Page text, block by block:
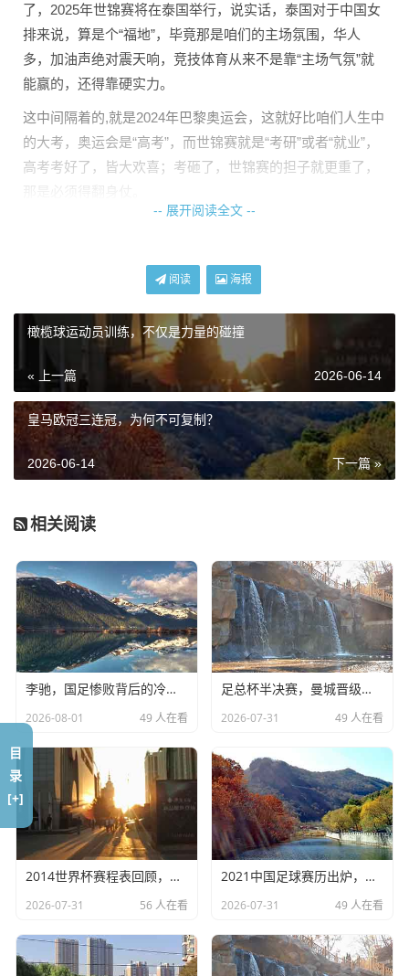
了，2025年世锦赛将在泰国举行，说实话，泰国对于中国女
排来说，算是个“福地”，毕竟那是咱们的主场氛围，华人
多，加油声绝对震天响，竞技体育从来不是靠“主场气氛”就
能赢的，还得靠硬实力。
这中间隔着的,就是2024年巴黎奥运会，这就好比咱们人生中
的大考，奥运会是“高考”，而世锦赛就是“考研”或者“就业”，
高考考好了，皆大欢喜；考砸了，世锦赛的担子就更重了，
最近网上关于女排集训的消息铺天盖地,蔡斌指导公布了最新
的集训名单，朱婷回来了！这绝对是近期最大的喜讯，看到
朱婷的名字重新出现在名单里，我朋友圈里的老球迷们都炸
锅了，有人说“终于等到你”，有人说“女王归来”。
这就像什么感觉呢？就像是你最喜欢的那个下饭主播，停播
了半年突然复播一样，那种踏实感是别人给不了的，朱婷的
回归，不仅仅是一个得分点的增加，更是球队精神的支柱，
咱们也得冷静，朱婷毕竟受过重伤，手腕的伤势是个隐患，
也不公平。
是练兵的终极版，也是2025世锦赛的试金石，如果蔡斌指导
在巴黎奥运会上还坚持“一套阵容打到底”，主力累得半死，
替补席坐得冷板凳都要长毛了，那到了2025年世锦赛，咱们
还是得吃亏。
举个例子吧，这就好比一家公司接了个大项目（巴黎奥
运），老板为了赶进度，只让那几个老员工加班加点，新来
的实习生连碰电脑的机会都没有，结果项目做完了，老员工
累趴了，实习生也没经验，下一个大项目（世锦赛）来了，
谁顶上去？
蔡斌的“七仙女”魔咒与战术僵化
说到蔡斌指导,我知道大家对他的评价两极分化严重，咱们客
观地说，蔡导是个严谨的教练，对细节要求很高，他的临场
在去年的世界女排联赛（VNL）和奥运资格赛上，经常出现
-- 展开阅读全文 --
阅读 海报
橄榄球运动员训练，不仅是力量的碰撞
« 上一篇 2026-06-14
皇马欧冠三连冠，为何不可复制？
下一篇 »
2026-06-14
相关阅读
李驰，国足惨败背后的冷思考
2026-08-01 49 人在看
足总杯半决赛，曼城晋级，考文垂惊天逆转
2026-07-31 49 人在看
2014世界杯赛程表回顾，巴西之夏的记忆
2026-07-31 56 人在看
2021中国足球赛历出炉，国足能否创造奇迹？
2026-07-31 49 人在看
目
录
[+]